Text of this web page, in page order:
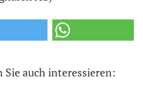
auch interessieren: